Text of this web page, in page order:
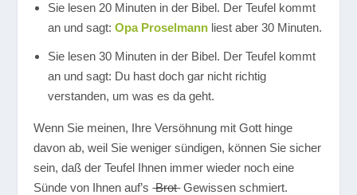
Sie lesen 20 Minuten in der Bibel. Der Teufel kommt
an und sagt: Opa Proselmannliest aber 30 Minuten.
Sie lesen 30 Minuten in der Bibel. Der Teufel kommt
an und sagt: Du hast doch gar nicht richtig
verstanden, um was es da geht.
Wenn Sie meinen, Ihre Versöhnung mit Gott hinge
davon ab, weil Sie weniger sündigen, können Sie sicher
sein, daß der Teufel Ihnen immer wieder noch eine
Sünde von Ihnen auf’sBrotGewissen schmiert.